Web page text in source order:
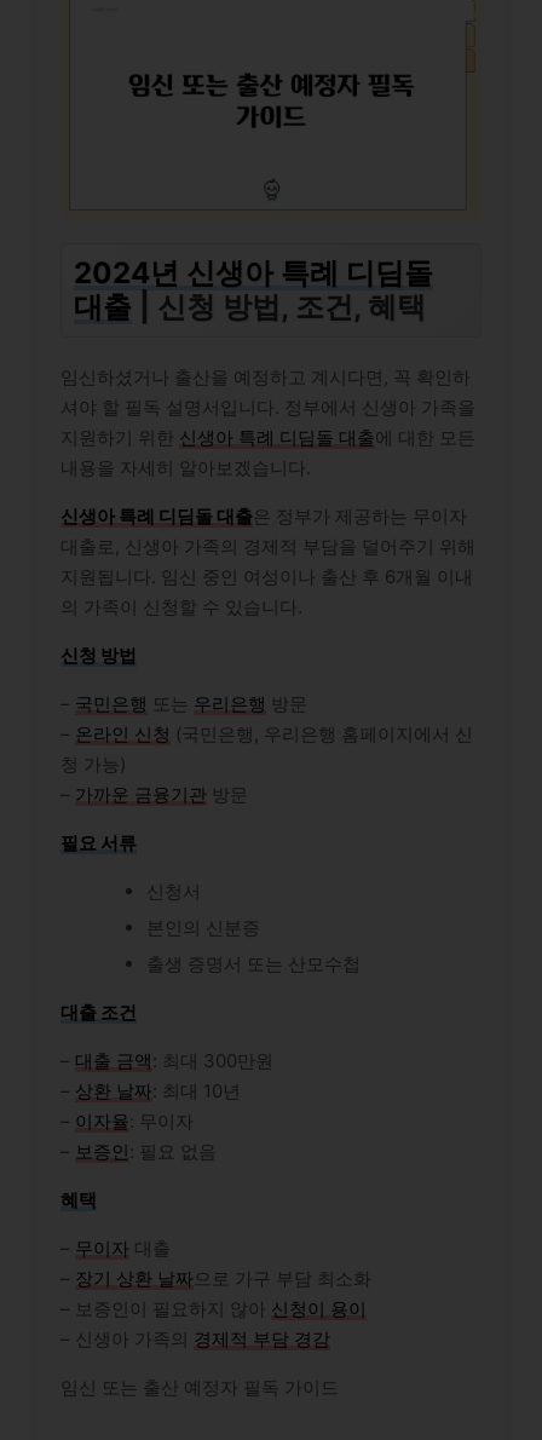
2024년 신생아 특례 디딤돌
대출 | 신청 방법, 조건, 혜택
임신하셨거나 출산을 예정하고 계시다면, 꼭 확인하
셔야 할 필독 설명서입니다. 정부에서 신생아 가족을
지원하기 위한 신생아 특례 디딤돌 대출에 대한 모든
내용을 자세히 알아보겠습니다.
신생아 특례 디딤돌 대출은 정부가 제공하는 무이자
대출로, 신생아 가족의 경제적 부담을 덜어주기 위해
지원됩니다. 임신 중인 여성이나 출산 후 6개월 이내
의 가족이 신청할 수 있습니다.
신청 방법
– 국민은행 또는 우리은행 방문
– 온라인 신청 (국민은행, 우리은행 홈페이지에서 신
청 가능)
– 가까운 금융기관 방문
필요 서류
신청서
본인의 신분증
출생 증명서 또는 산모수첩
대출 조건
– 대출 금액: 최대 300만원
– 상환 날짜: 최대 10년
– 이자율: 무이자
– 보증인: 필요 없음
혜택
– 무이자 대출
– 장기 상환 날짜으로 가구 부담 최소화
– 보증인이 필요하지 않아 신청이 용이
– 신생아 가족의 경제적 부담 경감
임신 또는 출산 예정자 필독 가이드